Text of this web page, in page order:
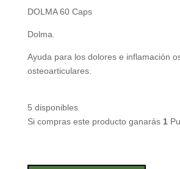
DOLMA 60 Caps
Dolma.
Ayuda para los dolores e inflamación
osteoarticulares.
5 disponibles
Si compras este producto ganarás 1
60